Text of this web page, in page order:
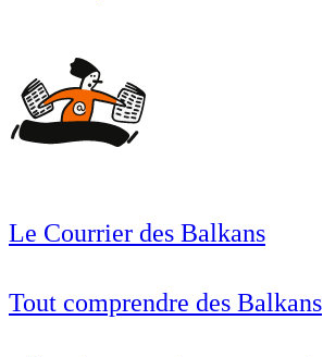
Le Courrier des Balkans
Tout comprendre des Balkans